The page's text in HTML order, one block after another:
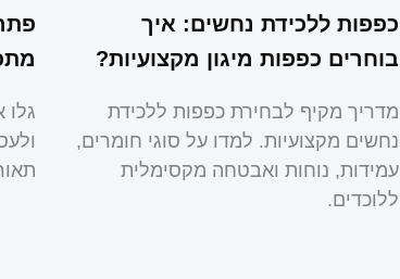
כפפות ללכידת נחשים: איך
בוחרים כפפות מיגון מקצועיות?
מדריך מקיף לבחירת כפפות ללכידת
נחשים מקצועיות. למדו על סוגי חומרים,
עמידות, נוחות ואבטחה מקסימלית
ללוכדים.
גלו